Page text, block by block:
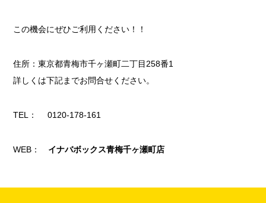
この機会にぜひご利用ください！！
住所：東京都青梅市千ヶ瀬町二丁目258番1
詳しくは下記までお問合せください。
TEL： 0120-178-161
WEB： イナバボックス青梅千ヶ瀬町店